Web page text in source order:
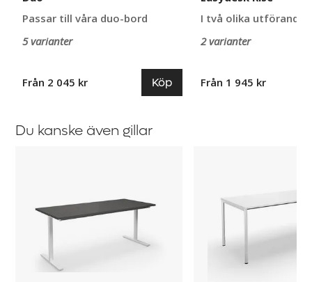
Passar till våra duo-bord
5 varianter
Från 2 045 kr Köp
I två olika utföranden
2 varianter
Från 1 945 kr
Du kanske även gillar